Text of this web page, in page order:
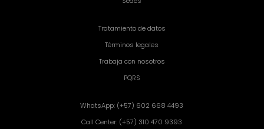
Tratamiento de datos
Términos legales
Trabaja con nosotros
PQRS
WhatsApp: (+57) 602 668 4493
Call Center: (+57) 310 470 9393